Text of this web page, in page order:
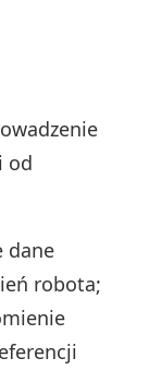
od
dane
robota;